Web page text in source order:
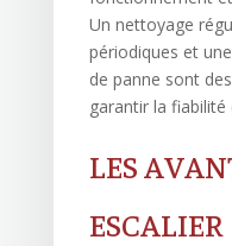
Un nettoyage
périodiques et
de panne sont
garantir la fiabilité
LES
ESCALIER